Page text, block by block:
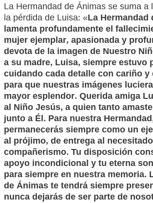
La Hermandad de Ánimas se suma a
la pérdida de Luisa: «La Hermandad
lamenta profundamente el
mujer ejemplar, apasionada y
devota de la imagen de Nuestro
a su madre, Luisa, siempre estuvo
cuidando cada detalle con cariño y
para que nuestras imágenes
mayor esplendor. Querida amiga
al Niño Jesús, a quien tanto
junto a Él. Para nuestra
permanecerás siempre como un
al prójimo, de entrega al
compañerismo. Tu disposición
apoyo incondicional y tu eterna
para siempre en nuestra memoria.
de Ánimas te tendrá siempre
nunca dejarás de ser parte de